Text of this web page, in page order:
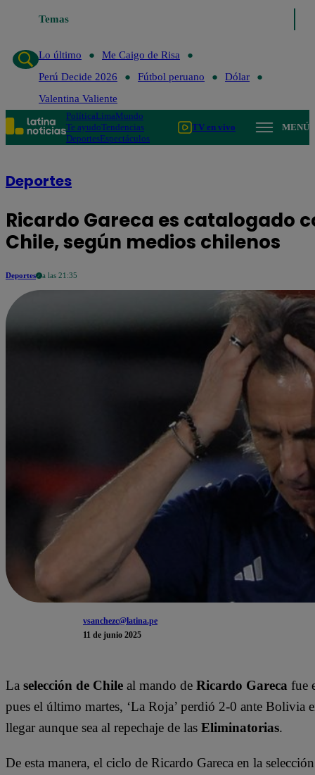
Temas
Lo último Me Caigo de Risa
Lo último
Me Caigo de Risa
Perú Decide 2026
Fútbol peruano
Dólar
Valentina Valiente
PolíticaLimaMundo
Te ayudoTendencias
DeportesEspectáculos
TV en vivo MENÚ
Deportes
Ricardo Gareca es catalogado
Chile, según medios chilenos
Deportes a las 21:35
vsanchezc@latina.pe
11 de junio 2025
La selección de Chile al mando de Ricardo Gareca fue
pues el último martes, ‘La Roja’ perdió 2-0 ante
llegar aunque sea al repechaje de las Eliminatorias.
De esta manera, el ciclo de Ricardo Gareca en la